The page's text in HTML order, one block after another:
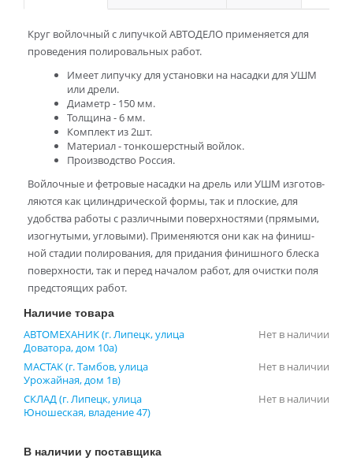
Круг вой­лоч­ный с ли­пуч­кой АВ­ТО­ДЕ­ЛО при­ме­ня­ет­ся для
про­ве­де­ния по­ли­ро­валь­ных ра­бот.
Име­ет ли­пуч­ку для уста­нов­ки на на­сад­ки для УШМ
или дре­ли.
Диа­метр - 150 мм.
Тол­щи­на - 6 мм.
Ком­плект из 2шт.
Ма­те­ри­ал - тон­ко­шерст­ный вой­лок.
Про­из­вод­ство Рос­сия.
Вой­лоч­ные и фет­ро­вые на­сад­ки на дрель или УШМ из­го­тов­
ля­ют­ся как ци­лин­дри­че­ской фор­мы, так и плос­кие, для
удоб­ства ра­бо­ты с раз­лич­ны­ми по­верх­но­стя­ми (пря­мы­ми,
изо­гну­ты­ми, уг­ло­вы­ми). При­ме­ня­ют­ся они как на фи­ниш­
ной ста­дии по­ли­ро­ва­ния, для при­да­ния фи­ниш­но­го блес­ка
по­верх­но­сти, так и пе­ред на­ча­лом ра­бот, для очист­ки поля
пред­сто­я­щих ра­бот.
Наличие товара
АВТОМЕХАНИК (г. Липецк, улица
Доватора, дом 10а)
Нет в наличии
МАСТАК (г. Тамбов, улица
Урожайная, дом 1в)
Нет в наличии
СКЛАД (г. Липецк, улица
Юношеская, владение 47)
Нет в наличии
В наличии у поставщика